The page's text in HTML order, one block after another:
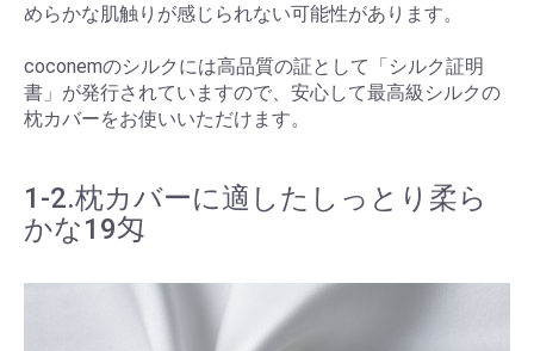
めらかな肌触りが感じられない可能性があります。
coconemのシルクには高品質の証として「シルク証明
書」が発行されていますので、安心して最高級シルクの
枕カバーをお使いいただけます。
1-2.枕カバーに適したしっとり柔ら
かな19匁